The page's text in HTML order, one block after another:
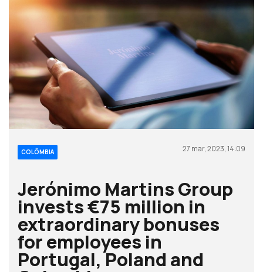
COLÔMBIA 27 mar, 2023, 14:09
Jerónimo Martins Group
invests €75 million in
extraordinary bonuses
for employees in
Portugal, Poland and